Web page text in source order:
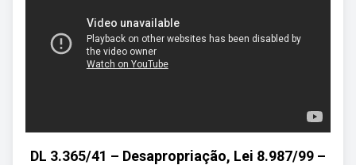
DL 3.365/41 – Desapropriação, Lei 8.987/99 –